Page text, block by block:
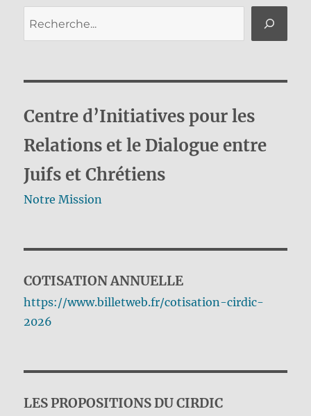
Centre d’Initiatives pour les
Relations et le Dialogue entre
Juifs et Chrétiens
Notre Mission
COTISATION ANNUELLE
https://www.billetweb.fr/cotisation-cirdic-
2026
LES PROPOSITIONS DU CIRDIC